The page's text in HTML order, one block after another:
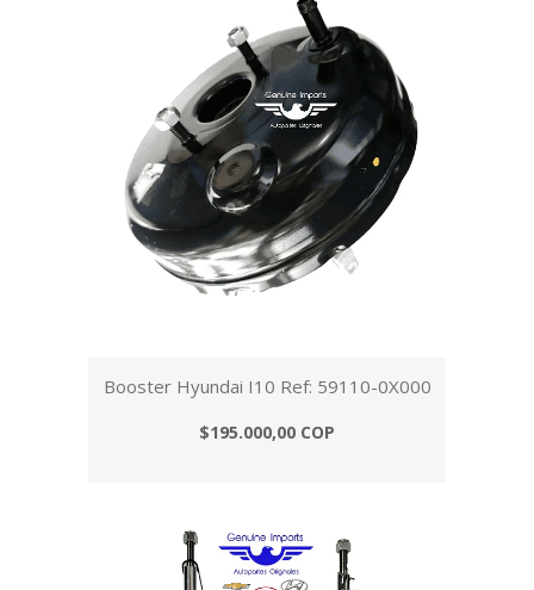
Booster Hyundai I10 Ref: 59110-0X000
$195.000,00 COP